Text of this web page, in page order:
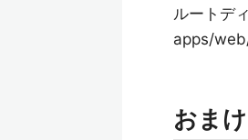
ルートデ
apps/
おまけ